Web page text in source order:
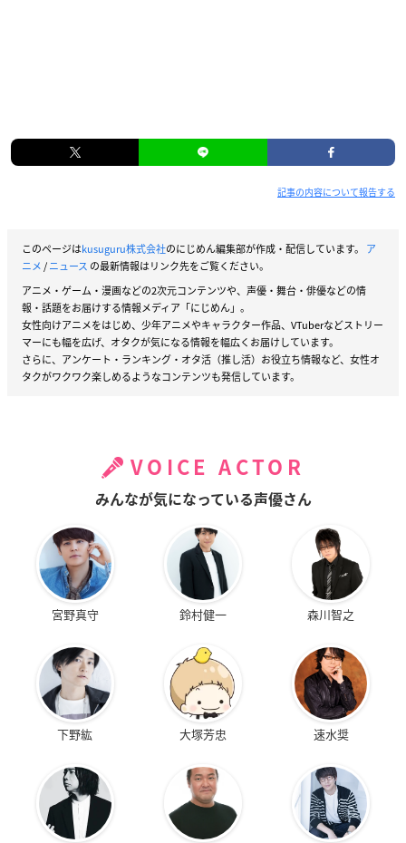
記事の内容について報告する
このページはkusuguru株式会社のにじめん編集部が作成・配信しています。 ア
ニメ/ニュース の最新情報はリンク先をご覧ください。
アニメ・ゲーム・漫画などの2次元コンテンツや、声優・舞台・俳優などの情
報・話題をお届けする情報メディア「にじめん」。
女性向けアニメをはじめ、少年アニメやキャラクター作品、VTuberなどストリー
マーにも幅を広げ、オタクが気になる情報を幅広くお届けしています。
さらに、アンケート・ランキング・オタ活（推し活）お役立ち情報など、女性オ
タクがワクワク楽しめるようなコンテンツも発信しています。
VOICE ACTOR
みんなが気になっている声優さん
宮野真守 鈴村健一 森川智之
下野紘 大塚芳忠 速水奨